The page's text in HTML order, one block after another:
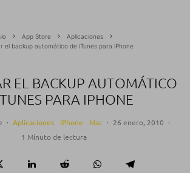
App Store
Aplicaciones
el backup automático de iTunes para iPhone
EL BACKUP AUTOMÁTICO
PARA IPHONE
· Aplicaciones iPhone Mac · 26 enero, 2010 ·
1 Minuto de lectura